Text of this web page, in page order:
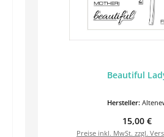
Beautiful
Hersteller:
Regulärer
15,00 €
Preise inkl. MwSt. zzgl.